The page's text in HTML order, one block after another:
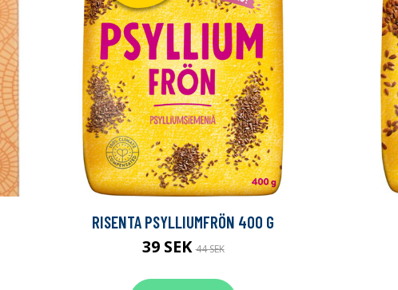
RISENTA PSYLLIUMFRÖN 400 G
39 SEK44 SEK